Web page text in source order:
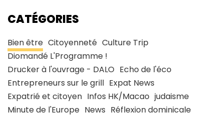
CATÉGORIES
Bien être Citoyenneté Culture Trip
Diomandé L'Programme !
Drucker à l'ouvrage - DALO Echo de l'éco
Entrepreneurs sur le grill Expat News
Expatrié et citoyen Infos HK/Macao judaisme
Minute de l'Europe News Réflexion dominicale